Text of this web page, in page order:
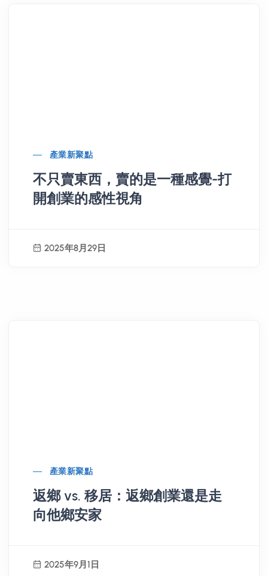
產業新聚點
不只賣東西，賣的是一種感覺-打
開創業的感性視角
2025年8月29日
產業新聚點
返鄉 vs. 移居：返鄉創業還是走
向他鄉安家
2025年9月1日